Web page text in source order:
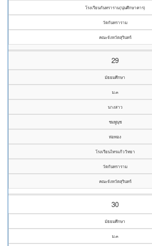
โรงเรียนกันทราราม(นุ่นศึกษาคาร)
วัดกันทราราม
คณะจังหวัดสุรินทร์
29
มัธยมศึกษา
ม.๓
นางสาว
ชมพูนุช
ห่อทอง
โรงเรียนไทรแก้ววิทยา
วัดกันทราราม
คณะจังหวัดสุรินทร์
30
มัธยมศึกษา
ม.๓